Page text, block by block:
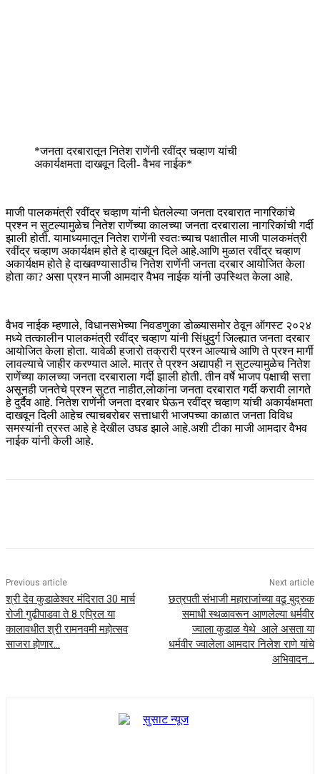
*जनता दरबारातून नितेश राणेंनी रवींद्र चव्हाण यांची
अकार्यक्षमता दाखवून दिली- वैभव नाईक*
माजी पालकमंत्री रवींद्र चव्हाण यांनी घेतलेल्या जनता दरबारात नागरिकांचे
प्रश्न न सुटल्यामुळेच नितेश राणेंच्या कालच्या जनता दरबाराला नागरिकांची गर्दी
झाली होती. यामाध्यमातून नितेश राणेंनी स्वतःच्याच पक्षातील माजी पालकमंत्री
रवींद्र चव्हाण अकार्यक्षम होते हे दाखवून दिले आहे.आणि मुळात रवींद्र चव्हाण
अकार्यक्षम होते हे दाखवण्यासाठीच नितेश राणेंनी जनता दरबार आयोजित केला
होता का? असा प्रश्न माजी आमदार वैभव नाईक यांनी उपस्थित केला आहे.
वैभव नाईक म्हणाले, विधानसभेच्या निवडणुका डोळ्यासमोर ठेवून ऑगस्ट २०२४
मध्ये तत्कालीन पालकमंत्री रवींद्र चव्हाण यांनी सिंधुदुर्ग जिल्ह्यात जनता दरबार
आयोजित केला होता. यावेळी हजारो तक्रारी प्रश्न आल्याचे आणि ते प्रश्न मार्गी
लावल्याचे जाहीर करण्यात आले. मात्र ते प्रश्न अद्यापही न सुटल्यामुळेच नितेश
राणेंच्या कालच्या जनता दरबाराला गर्दी झाली होती. तीन वर्षे भाजप पक्षाची सत्ता
असूनही जनतेचे प्रश्न सुटत नाहीत,लोकांना जनता दरबारात गर्दी करावी लागते
हे दुर्दैव आहे. नितेश राणेंनी जनता दरबार घेऊन रवींद्र चव्हाण यांची अकार्यक्षमता
दाखवून दिली आहेच त्याचबरोबर सत्ताधारी भाजपच्या काळात जनता विविध
समस्यांनी त्रस्त आहे हे देखील उघड झाले आहे.अशी टीका माजी आमदार वैभव
नाईक यांनी केली आहे.
Previous article
श्री देव कुडाळेश्वर मंदिरात 30 मार्च
रोजी गुढीपाडवा ते 8 एप्रिल या
कालावधीत श्री रामनवमी महोत्सव
साजरा होणार…
Next article
छत्रपती संभाजी महाराजांच्या वढू बुद्रुक
समाधी स्थळावरून आणलेल्या धर्मवीर
ज्वाला कुडाळ येथे आले असता या
धर्मवीर ज्वालेला आमदार निलेश राणे यांचे
अभिवादन…